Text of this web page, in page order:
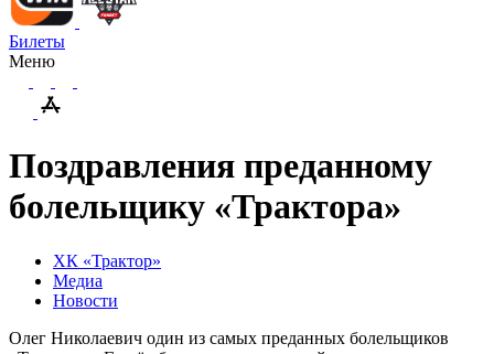
Билеты
Меню
Поздравления преданному
болельщику «Трактора»
ХК «Трактор»
Медиа
Новости
Олег Николаевич один из самых преданных болельщиков